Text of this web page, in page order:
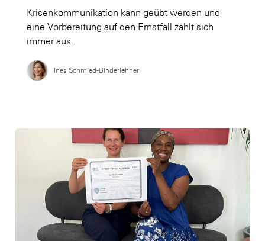
Krisenkommunikation kann geübt werden und
eine Vorbereitung auf den Ernstfall zahlt sich
immer aus.
Ines Schmied-Binderlehner